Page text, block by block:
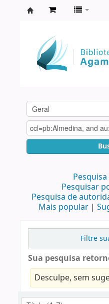
Agamenon
Magalhães
Pesquisar
Pesquisa de
Mais popular
Filtre
Sua pesquisa
Desculpe, sem